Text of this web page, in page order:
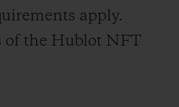
apply.
of the Hublot NFT